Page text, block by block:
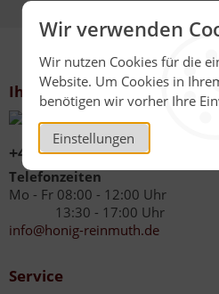
Wir verwenden
Wir nutzen Cookies für die
Website. Um Cookies in
benötigen wir vorher Ihre
Einstellungen
Ihr Kontakt zu uns
+49 (0)6267 1021
Telefonzeiten
Mo - Fr 08:00 - 12:00 Uhr
13:30 - 17:00 Uhr
info@honig-reinmuth.de
Service